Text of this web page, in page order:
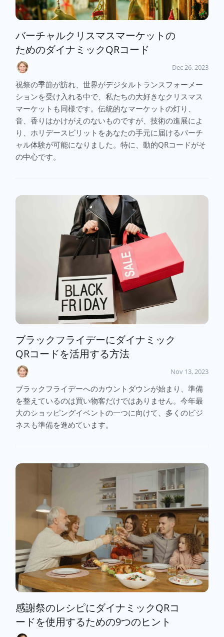
バーチャルクリスマスマーケットの
ためのダイナミックQRコード
Dec 26, 2023
祝祭の季節が訪れ、世界がデジタルトランスフォーメー
ションを受け入れる中で、私たちの大好きなクリスマス
マーケットも同様です。伝統的なマーケットの灯り、
音、香りはかけがえのないものですが、技術の進展によ
り、ホリデースピリットをあなたの手元に届けるバーチ
ャル体験が可能になりました。特に、動的QRコードがそ
の中心です。
ブラックフライデーにダイナミック
QRコードを活用する方法
Nov 13, 2023
ブラックフライデーへのカウントダウンが始まり、準備
を整えているのは買い物客だけではありません。今年最
大のショッピングイベントの一つに向けて、多くのビジ
ネスも準備を進めています。
感謝祭のレシピにダイナミックQRコ
ードを使用するための9つのヒント